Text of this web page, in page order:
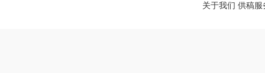
关于我们 供稿服